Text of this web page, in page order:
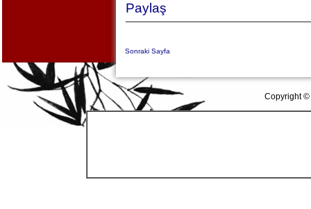
Paylaş
Sonraki Sayfa
Copyright ©